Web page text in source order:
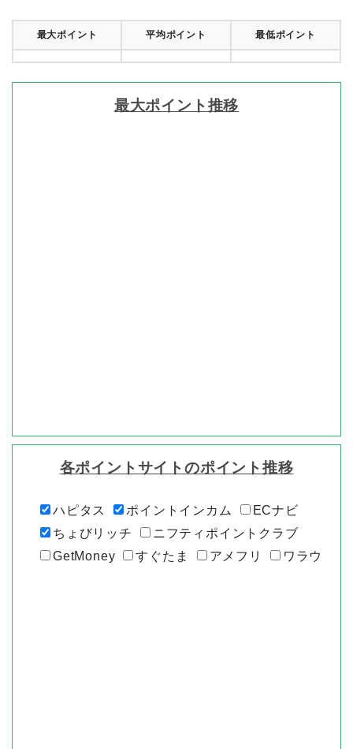
最大ポイント 平均ポイント 最低ポイント
最大ポイント推移
各ポイントサイトのポイント推移
ハピタス ポイントインカム
ECナビ
ちょびリッチ
ニフティポイントクラブ
GetMoney
すぐたま アメフリ ワラウ